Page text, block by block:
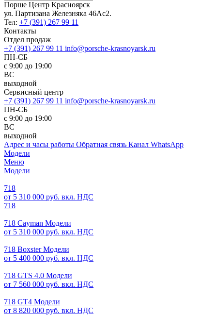
Порше Центр Красноярск
ул. Партизана Железняка 46Ас2.
Тел: +7 (391) 267 99 11
Контакты
Отдел продаж
+7 (391) 267 99 11 info@porsche-krasnoyarsk.ru
ПН-СБ
c 9:00 до 19:00
ВС
выходной
Сервисный центр
+7 (391) 267 99 11 info@porsche-krasnoyarsk.ru
ПН-СБ
с 9:00 до 19:00
ВС
выходной
Адрес и часы работы Обратная связь Канал WhatsApp
Модели
Меню
Модели
718
от 5 310 000 руб. вкл. НДС
718
718 Cayman Модели
от 5 310 000 руб. вкл. НДС
718 Boxster Модели
от 5 400 000 руб. вкл. НДС
718 GTS 4.0 Модели
от 7 560 000 руб. вкл. НДС
718 GT4 Модели
от 8 820 000 руб. вкл. НДС